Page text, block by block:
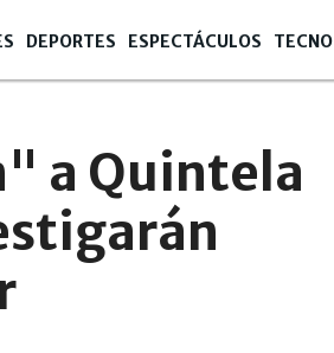
DEPORTES ESPECTÁCULOS TECNO
a Quintela